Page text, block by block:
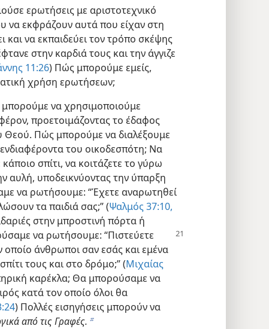
ερωτήσεις με αριστοτεχνικό
να εκφράζουν αυτά που είχαν στη
και να εκπαιδεύει τον τρόπο σκέψης
στην καρδιά τους και την άγγιζε
11:26) Πώς μπορούμε εμείς,
χρήση ερωτήσεων;
μπορούμε να χρησιμοποιούμε
προετοιμάζοντας το έδαφος
Θεού. Πώς μπορούμε να διαλέξουμε
του οικοδεσπότη; Να
σπίτι, να κοιτάζετε το γύρω
υποδεικνύοντας την ύπαρξη
να ρωτήσουμε: “Έχετε αναρωτηθεί
τα παιδιά σας;” (Ψαλμός 37:10,
στην μπροστινή πόρτα ή
να ρωτήσουμε: “Πιστεύετε
οποίο άνθρωποι σαν εσάς και εμένα
τους και στο δρόμο;” (Μιχαίας
καρέκλα; Θα μπορούσαμε να
κατά τον οποίο όλοι θα
) Πολλές εισηγήσεις μπορούν να
από τις Γραφές. b